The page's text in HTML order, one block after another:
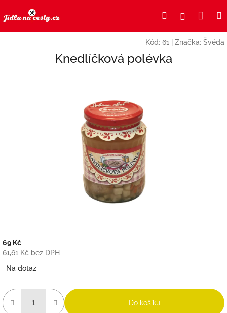
na
obsah
HledatPřihlášení
Kód: 61 Značka: Švéda
Knedlíčková polévka
69 Kč
61,61 Kč bez DPH
cena:
Na dotaz
Do košíku